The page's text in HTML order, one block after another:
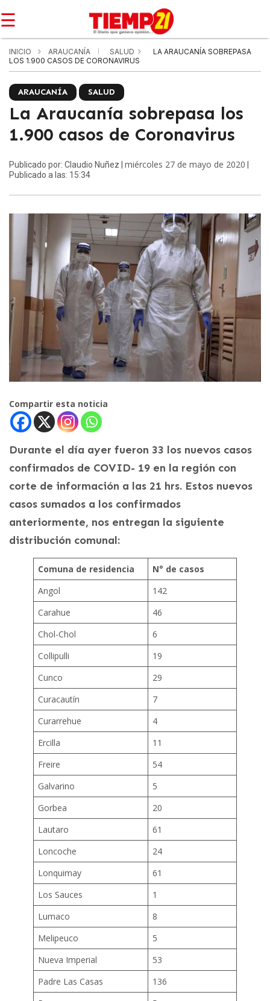
☰
INICIO ARAUCANÍA SALUD
LA ARAUCANÍA SOBREPASA
LOS 1.900 CASOS DE CORONAVIRUS
ARAUCANÍA SALUD
La Araucanía sobrepasa los
1.900 casos de Coronavirus
Publicado por: Claudio Nuñez | miércoles 27 de mayo de 2020
Publicado a las: 15:34
Compartir esta noticia
Durante el día ayer fueron 33 los nuevos casos
confirmados de COVID- 19 en la región con
corte de información a las 21 hrs. Estos nuevos
casos sumados a los confirmados
anteriormente, nos entregan la siguiente
distribución comunal:
Comuna de residencia
N° de casos
Angol
142
Carahue
46
Chol-Chol
6
Collipulli
19
Cunco
29
Curacautín
7
Curarrehue
4
Ercilla
11
Freire
54
Galvarino
5
Gorbea
20
Lautaro
61
Loncoche
24
Lonquimay
61
Los Sauces
1
Lumaco
8
Melipeuco
5
Nueva Imperial
53
Padre Las Casas
136